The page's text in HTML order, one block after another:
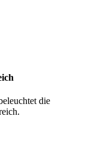
die